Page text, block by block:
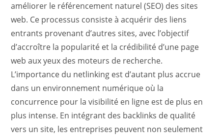
améliorer le référencement naturel (SEO) des sites
web. Ce processus consiste à acquérir des liens
entrants provenant d’autres sites, avec l’objectif
d’accroître la popularité et la crédibilité d’une page
web aux yeux des moteurs de recherche.
L’importance du netlinking est d’autant plus accrue
dans un environnement numérique où la
concurrence pour la visibilité en ligne est de plus en
plus intense. En intégrant des backlinks de qualité
vers un site, les entreprises peuvent non seulement